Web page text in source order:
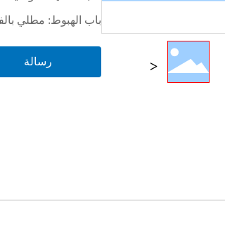
باب الهبوط: مطلي
رسالة